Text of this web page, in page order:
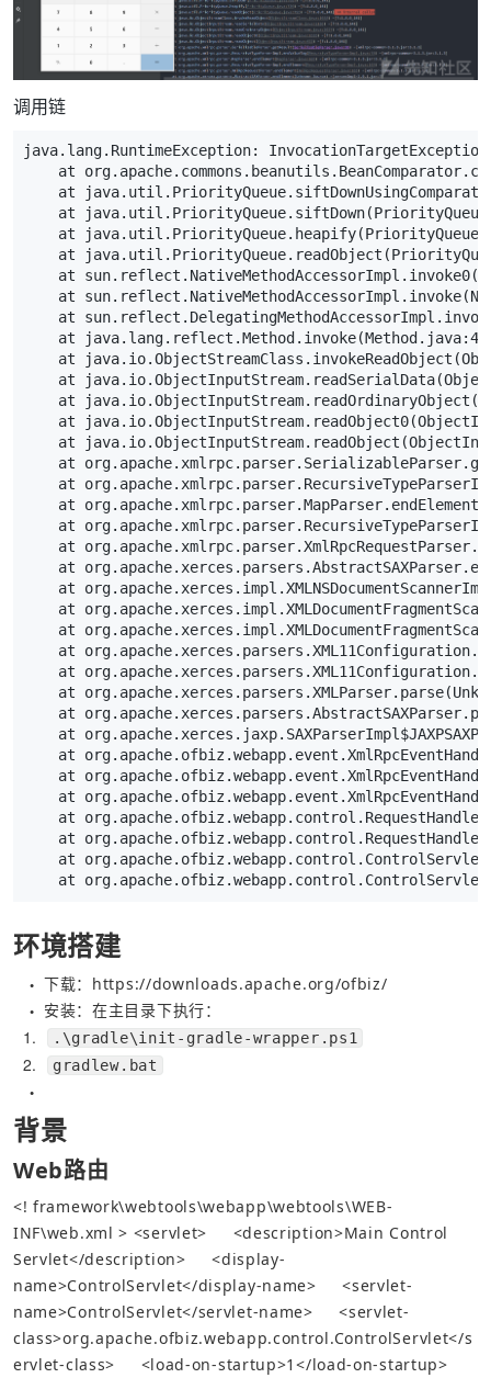
调用链
java.lang.RuntimeException:
at
at
at
at
at
at
at
at
at
at
at
at
at
at
at
at
at
at
at
at
at
at
at
at
at
at
at
at
at
at
at
at
at
at
at
环境搭建
● 下载： https://downloads.apache.org/ofbiz/
● 安装：在主目录下执行：
1 .\gradle\init-gradle-wrapper.ps1
2 gradlew.bat
●
背景
Web路由
<! framework\webtools\webapp\webtools\WEB-
INF\web.xml > <servlet> <description>Main Control
Servlet</description>
<display-
name>ControlServlet</display-name>
<servlet-
name>ControlServlet</servlet-name>
<servlet-
class>org.apache.ofbiz.webapp.control.ControlServlet</s
ervlet-class>
<load-on-startup>1</load-on-startup>